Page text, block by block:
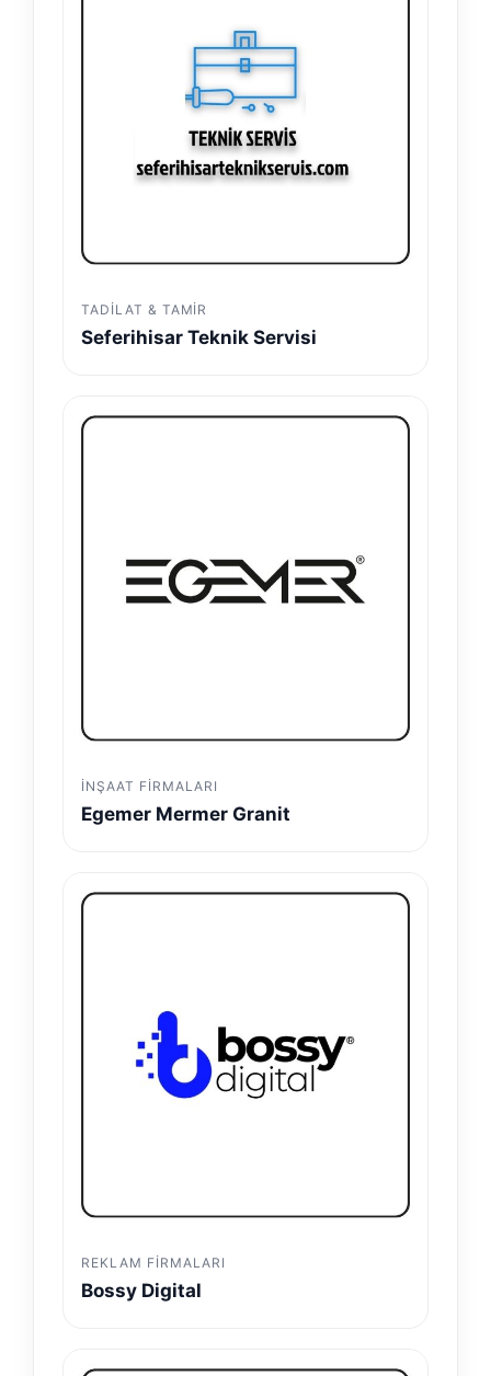
TADILAT & TAMIR
Seferihisar Teknik Servisi
İNŞAAT FIRMALARI
Egemer Mermer Granit
REKLAM FIRMALARI
Bossy Digital